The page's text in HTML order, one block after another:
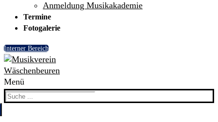
Anmeldung Musikakademie
Termine
Fotogalerie
Interner Bereich
Menü
Search